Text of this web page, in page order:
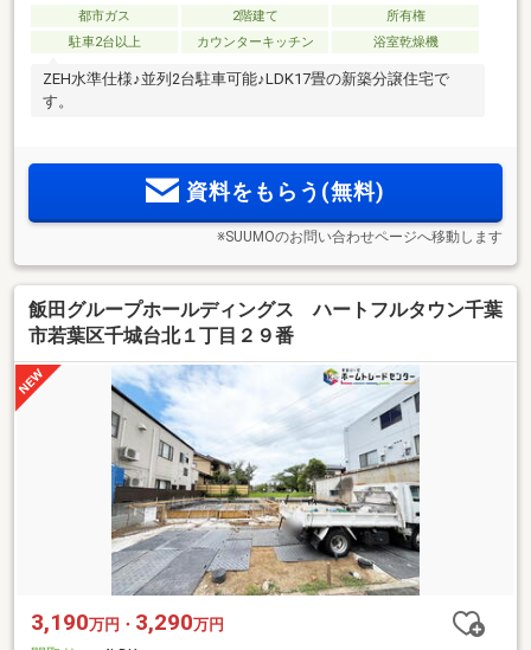
都市ガス 2階建て
所有権
駐車2台以上
カウンターキッチン 浴室乾燥機
ZEH水準仕様♪並列2台駐車可能♪LDK17畳の新築分譲住宅で
す。
資料をもらう(無料)
※SUUMOのお問い合わせページへ移動します
飯田グループホールディングス ハートフルタウン千葉
市若葉区千城台北１丁目２９番
3,190万円・ 3,290万円